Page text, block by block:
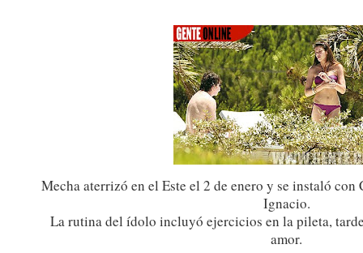
Mecha aterrizó en el Este el 2 de enero y se instaló con
Ignacio.
La rutina del ídolo incluyó ejercicios en la pileta,
amor.